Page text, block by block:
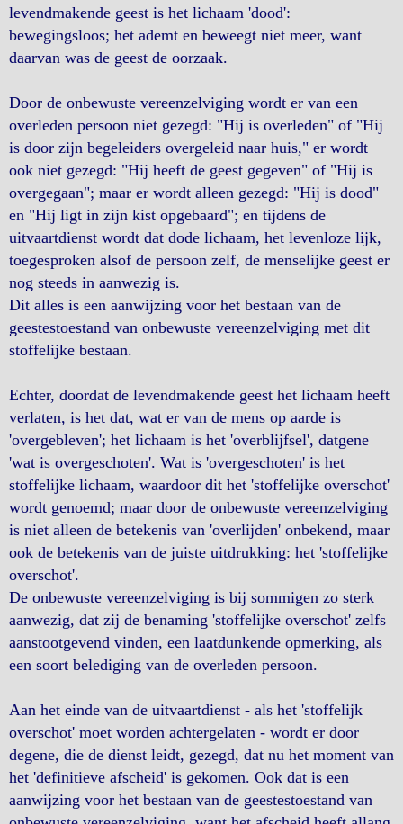
levendmakende geest is het lichaam 'dood':
bewegingsloos; het ademt en beweegt niet meer, want
daarvan was de geest de oorzaak.
Door de onbewuste vereenzelviging wordt er van een
overleden persoon niet gezegd: "Hij is overleden" of "Hij
is door zijn begeleiders overgeleid naar huis," er wordt
ook niet gezegd: "Hij heeft de geest gegeven" of "Hij is
overgegaan"; maar er wordt alleen gezegd: "Hij is dood"
en "Hij ligt in zijn kist opgebaard"; en tijdens de
uitvaartdienst wordt dat dode lichaam, het levenloze lijk,
toegesproken alsof de persoon zelf, de menselijke geest er
nog steeds in aanwezig is.
Dit alles is een aanwijzing voor het bestaan van de
geestestoestand van onbewuste vereenzelviging met dit
stoffelijke bestaan.
Echter, doordat de levendmakende geest het lichaam heeft
verlaten, is het dat, wat er van de mens op aarde is
'overgebleven'; het lichaam is het 'overblijfsel', datgene
'wat is overgeschoten'. Wat is 'overgeschoten' is het
stoffelijke lichaam, waardoor dit het 'stoffelijke overschot'
wordt genoemd; maar door de onbewuste vereenzelviging
is niet alleen de betekenis van 'overlijden' onbekend, maar
ook de betekenis van de juiste uitdrukking: het 'stoffelijke
overschot'.
De onbewuste vereenzelviging is bij sommigen zo sterk
aanwezig, dat zij de benaming 'stoffelijke overschot' zelfs
aanstootgevend vinden, een laatdunkende opmerking, als
een soort belediging van de overleden persoon.
Aan het einde van de uitvaartdienst - als het 'stoffelijk
overschot' moet worden achtergelaten - wordt er door
degene, die de dienst leidt, gezegd, dat nu het moment van
het 'definitieve afscheid' is gekomen. Ook dat is een
aanwijzing voor het bestaan van de geestestoestand van